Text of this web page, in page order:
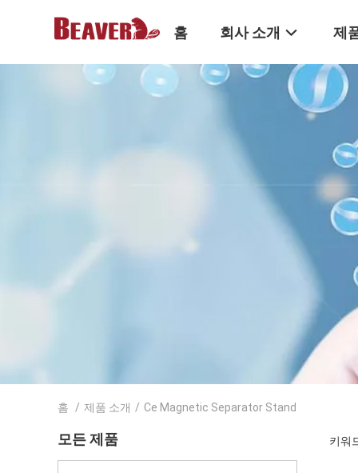
홈 회사 소개 제
홈 / 제품 소개 / Ce Magnetic Separator Stand
모든 제품 키워